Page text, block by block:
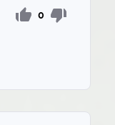
0